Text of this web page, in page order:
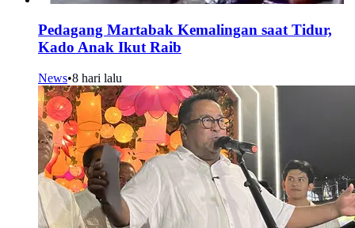
Pedagang Martabak Kemalingan saat Tidur,
Kado Anak Ikut Raib
News•8 hari lalu